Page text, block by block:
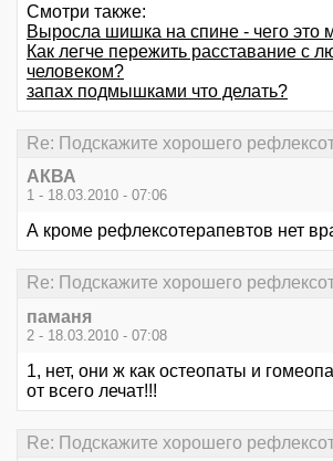
Смотри также:
Выросла шишка на спине - чего это
Как легче пережить расставание с
человеком?
запах подмышками что делать?
Re: Подскажите хорошего
АКВА
1 - 18.03.2010 - 07:06
А кроме рефлексотерапевтов нет
Re: Подскажите хорошего
паманя
2 - 18.03.2010 - 07:08
1, нет, они ж как остеопаты и
от всего лечат!!!
Re: Подскажите хорошего